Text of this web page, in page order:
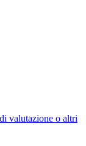
valutazione o altri